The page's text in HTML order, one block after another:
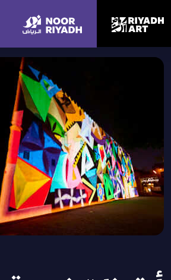
الرئيسية | الأعمال الفنية | أيقونات نجدية, 2025